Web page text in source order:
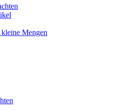
Mengen